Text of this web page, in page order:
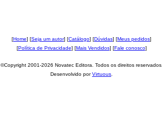
[Home] [Seja um autor] [Catálogo] [Dúvidas] [Meus pedidos]
[Política de Privacidade] [Mais Vendidos] [Fale conosco]
©Copyright 2001-2026 Novatec Editora. Todos os direitos reservados.
Desenvolvido porVirtuous